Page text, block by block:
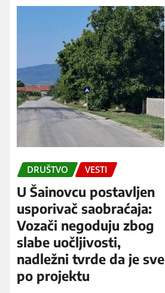
DRUŠTVO VESTI
U Šainovcu postavljen
usporivač saobraćaja:
Vozači negoduju zbog
slabe uočljivosti,
nadležni tvrde da je sve
po projektu